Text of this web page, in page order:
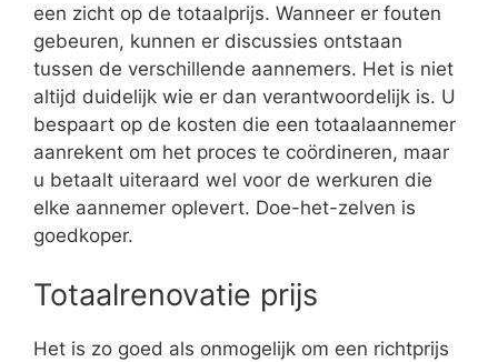
een zicht op de totaalprijs. Wanneer er fouten
gebeuren, kunnen er discussies ontstaan
tussen de verschillende aannemers. Het is niet
altijd duidelijk wie er dan verantwoordelijk is. U
bespaart op de kosten die een totaalaannemer
aanrekent om het proces te coördineren, maar
u betaalt uiteraard wel voor de werkuren die
elke aannemer oplevert. Doe-het-zelven is
goedkoper.
Totaalrenovatie prijs
Het is zo goed als onmogelijk om een richtprijs